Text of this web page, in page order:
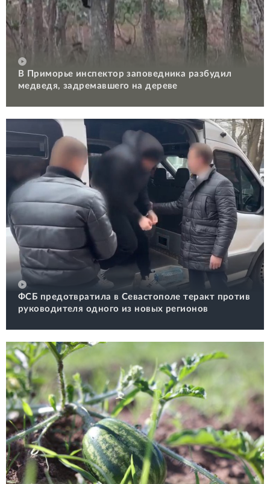
В Приморье инспектор заповедника разбудил
медведя, задремавшего на дереве
ФСБ предотвратила в Севастополе теракт против
руководителя одного из новых регионов